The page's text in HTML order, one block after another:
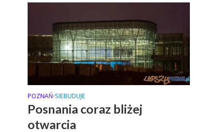
POZNAŃ•SIEBUDUJE
Posnania coraz bliżej
otwarcia